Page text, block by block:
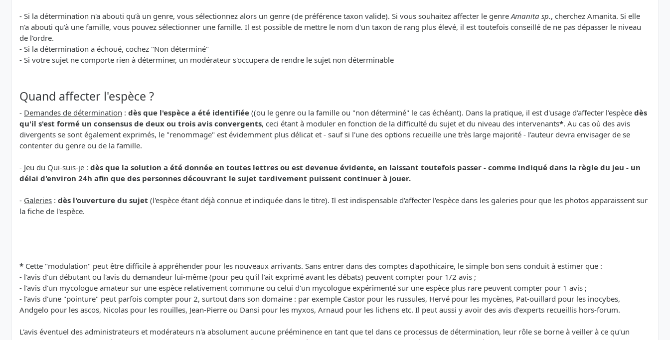
- Si la détermination n'a abouti qu'à un genre, vous sélectionnez alors un genre (de préférence taxon valide). Si vous souhaitez affecter le genreAmanita sp., cherchez Amanita. Si elle
n'a abouti qu'à une famille, vous pouvez sélectionner une famille. Il est possible de mettre le nom d'un taxon de rang plus élevé, il est toutefois conseillé de ne pas dépasser le niveau
de l'ordre.
- Si la détermination a échoué, cochez "Non déterminé"
- Si votre sujet ne comporte rien à déterminer, un modérateur s'occupera de rendre le sujet non déterminable
Quand affecter l'espèce ?
- Demandes de détermination : dès que l'espèce a été identifiée ((ou le genre ou la famille ou "non déterminé" le cas échéant). Dans la pratique, il est d'usage d'affecter l'espèce dès
qu'il s'est formé un consensus de deux ou trois avis convergents, ceci étant à moduler en fonction de la difficulté du sujet et du niveau des intervenants*. Au cas où des avis
divergents se sont également exprimés, le "renommage" est évidemment plus délicat et - sauf si l'une des options recueille une très large majorité - l'auteur devra envisager de se
contenter du genre ou de la famille.
- Jeu du Qui-suis-je : dès que la solution a été donnée en toutes lettres ou est devenue évidente, en laissant toutefois passer - comme indiqué dans la règle du jeu - un
délai d'environ 24h afin que des personnes découvrant le sujet tardivement puissent continuer à jouer.
- Galeries : dès l'ouverture du sujet (l'espèce étant déjà connue et indiquée dans le titre). Il est indispensable d'affecter l'espèce dans les galeries pour que les photos apparaissent sur
la fiche de l'espèce.
* Cette "modulation" peut être difficile à appréhender pour les nouveaux arrivants. Sans entrer dans des comptes d'apothicaire, le simple bon sens conduit à estimer que :
- l'avis d'un débutant ou l'avis du demandeur lui-même (pour peu qu'il l'ait exprimé avant les débats) peuvent compter pour 1/2 avis ;
- l'avis d'un mycologue amateur sur une espèce relativement commune ou celui d'un mycologue expérimenté sur une espèce plus rare peuvent compter pour 1 avis ;
- l'avis d'une "pointure" peut parfois compter pour 2, surtout dans son domaine : par exemple Castor pour les russules, Hervé pour les mycènes, Pat-ouillard pour les inocybes,
Andgelo pour les ascos, Nicolas pour les rouilles, Jean-Pierre ou Dansi pour les myxos, Arnaud pour les lichens etc. Il peut aussi y avoir des avis d'experts recueillis hors-forum.
L'avis éventuel des administrateurs et modérateurs n'a absolument aucune prééminence en tant que tel dans ce processus de détermination, leur rôle se borne à veiller à ce qu'un